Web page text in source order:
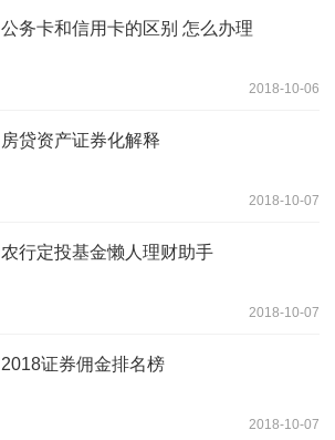
公务卡和信用卡的区别 怎么办理
2018-10-06
房贷资产证券化解释
2018-10-07
农行定投基金懒人理财助手
2018-10-07
2018证券佣金排名榜
2018-10-07